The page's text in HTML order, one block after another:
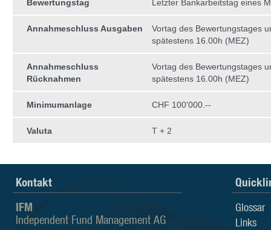
Bewertungstag Letzter Bankarbeitstag eines
Annahmeschluss Ausgaben
Vortag des Bewertungstages
spätestens 16.00h (MEZ)
Annahmeschluss
Rücknahmen
Vortag des Bewertungstages
spätestens 16.00h (MEZ)
Minimumanlage CHF 100'000.--
Valuta T + 2
Kontakt
IFM
Independent Fund Management AG
Glossar
Links